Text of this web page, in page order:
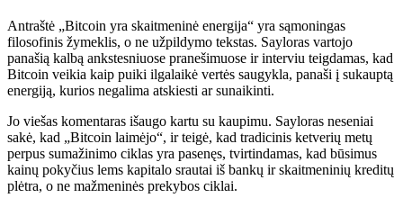
Antraštė „Bitcoin yra skaitmeninė energija“ yra sąmoningas
filosofinis žymeklis, o ne užpildymo tekstas. Sayloras vartojo
panašią kalbą ankstesniuose pranešimuose ir interviu teigdamas, kad
Bitcoin veikia kaip puiki ilgalaikė vertės saugykla, panaši į sukauptą
energiją, kurios negalima atskiesti ar sunaikinti.
Jo viešas komentaras išaugo kartu su kaupimu. Sayloras neseniai
sakė, kad „Bitcoin laimėjo“, ir teigė, kad tradicinis ketverių metų
perpus sumažinimo ciklas yra pasenęs, tvirtindamas, kad būsimus
kainų pokyčius lems kapitalo srautai iš bankų ir skaitmeninių kreditų
plėtra, o ne mažmeninės prekybos ciklai.